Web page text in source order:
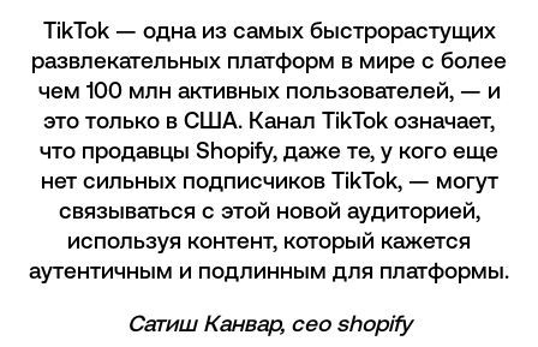
TikTok — одна из самых быстрорастущих
развлекательных платформ в мире с более
чем 100 млн активных пользователей, — и
это только в США. Канал TikTok означает,
что продавцы Shopify, даже те, у кого еще
нет сильных подписчиков TikTok, — могут
связываться с этой новой аудиторией,
используя контент, который кажется
аутентичным и подлинным для платформы.
Сатиш Канвар, ceo shopify